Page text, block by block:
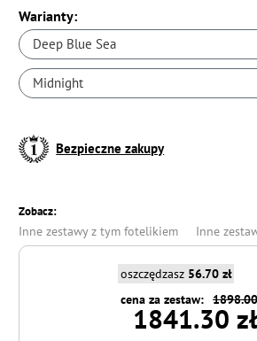
Warianty:
Deep Blue Sea
Midnight
Bezpieczne zakupy
Zobacz:
Inne zestawy z tym fotelikiem Inne
oszczędzasz 56.70 zł
cena za zestaw:
1841.30 zł